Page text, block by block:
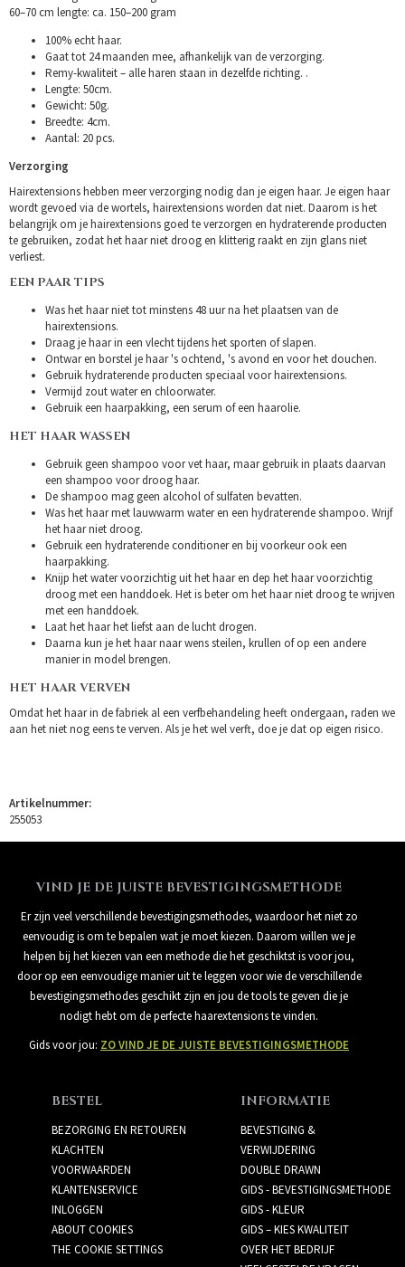
60–70 cm lengte: ca. 150–200 gram
100% echt haar.
Gaat tot 24 maanden mee, afhankelijk van de verzorging.
Remy-kwaliteit – alle haren staan in dezelfde richting. .
Lengte: 50cm.
Gewicht: 50g.
Breedte: 4cm.
Aantal: 20 pcs.
Verzorging
Hairextensions hebben meer verzorging nodig dan je eigen haar. Je eigen haar
wordt gevoed via de wortels, hairextensions worden dat niet. Daarom is het
belangrijk om je hairextensions goed te verzorgen en hydraterende producten
te gebruiken, zodat het haar niet droog en klitterig raakt en zijn glans niet
verliest.
EEN PAAR TIPS
Was het haar niet tot minstens 48 uur na het plaatsen van de
hairextensions.
Draag je haar in een vlecht tijdens het sporten of slapen.
Ontwar en borstel je haar 's ochtend, 's avond en voor het douchen.
Gebruik hydraterende producten speciaal voor hairextensions.
Vermijd zout water en chloorwater.
Gebruik een haarpakking, een serum of een haarolie.
HET HAAR WASSEN
Gebruik geen shampoo voor vet haar, maar gebruik in plaats daarvan
een shampoo voor droog haar.
De shampoo mag geen alcohol of sulfaten bevatten.
Was het haar met lauwwarm water en een hydraterende shampoo. Wrijf
het haar niet droog.
Gebruik een hydraterende conditioner en bij voorkeur ook een
haarpakking.
Knijp het water voorzichtig uit het haar en dep het haar voorzichtig
droog met een handdoek. Het is beter om het haar niet droog te wrijven
met een handdoek.
Laat het haar het liefst aan de lucht drogen.
Daarna kun je het haar naar wens steilen, krullen of op een andere
manier in model brengen.
HET HAAR VERVEN
Omdat het haar in de fabriek al een verfbehandeling heeft ondergaan, raden we
aan het niet nog eens te verven. Als je het wel verft, doe je dat op eigen risico.
Artikelnummer:
255053
VIND JE DE JUISTE BEVESTIGINGSMETHODE
Er zijn veel verschillende bevestigingsmethodes, waardoor het niet zo
eenvoudig is om te bepalen wat je moet kiezen. Daarom willen we je
helpen bij het kiezen van een methode die het geschiktst is voor jou,
door op een eenvoudige manier uit te leggen voor wie de verschillende
bevestigingsmethodes geschikt zijn en jou de tools te geven die je
nodigt hebt om de perfecte haarextensions te vinden.
Gids voor jou: ZO VIND JE DE JUISTE BEVESTIGINGSMETHODE
BESTEL
BEZORGING EN RETOUREN
KLACHTEN
VOORWAARDEN
KLANTENSERVICE
INLOGGEN
ABOUT COOKIES
THE COOKIE SETTINGS
INFORMATIE
BEVESTIGING &
VERWIJDERING
DOUBLE DRAWN
GIDS - BEVESTIGINGSMETHODE
GIDS - KLEUR
GIDS – KIES KWALITEIT
OVER HET BEDRIJF